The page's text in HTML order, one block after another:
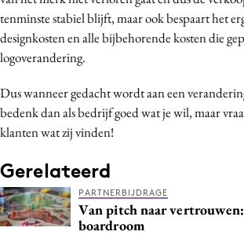
tenminste stabiel blijft, maar ook bespaart het
designkosten en alle bijbehorende kosten die
logoverandering.
Dus wanneer gedacht wordt aan een
bedenk dan als bedrijf goed wat je wil, maar
klanten wat zij vinden!
Gerelateerd
PARTNERBIJDRAGE
Van pitch naar
boardroom